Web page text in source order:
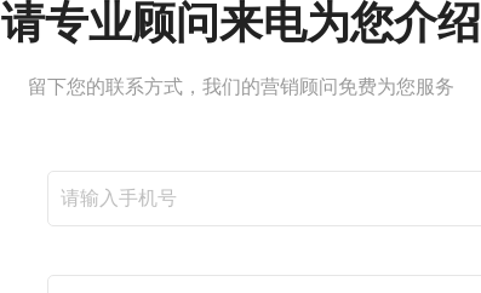
请专业顾问来电为您介绍
留下您的联系方式，我们的营销顾问免费为您服务